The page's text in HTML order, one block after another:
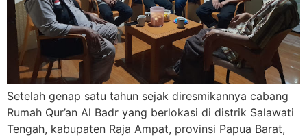
Setelah genap satu tahun sejak diresmikannya cabang
Rumah Qur’an Al Badr yang berlokasi di distrik Salawati
Tengah, kabupaten Raja Ampat, provinsi Papua Barat,